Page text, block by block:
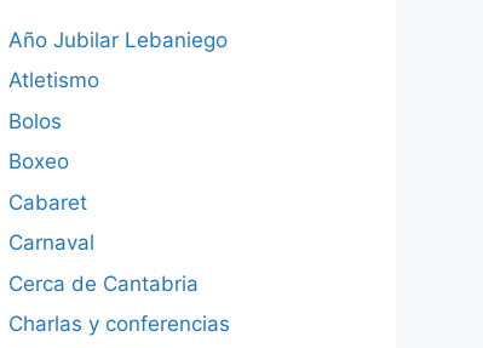
Año Jubilar Lebaniego
Atletismo
Bolos
Boxeo
Cabaret
Carnaval
Cerca de Cantabria
Charlas y conferencias